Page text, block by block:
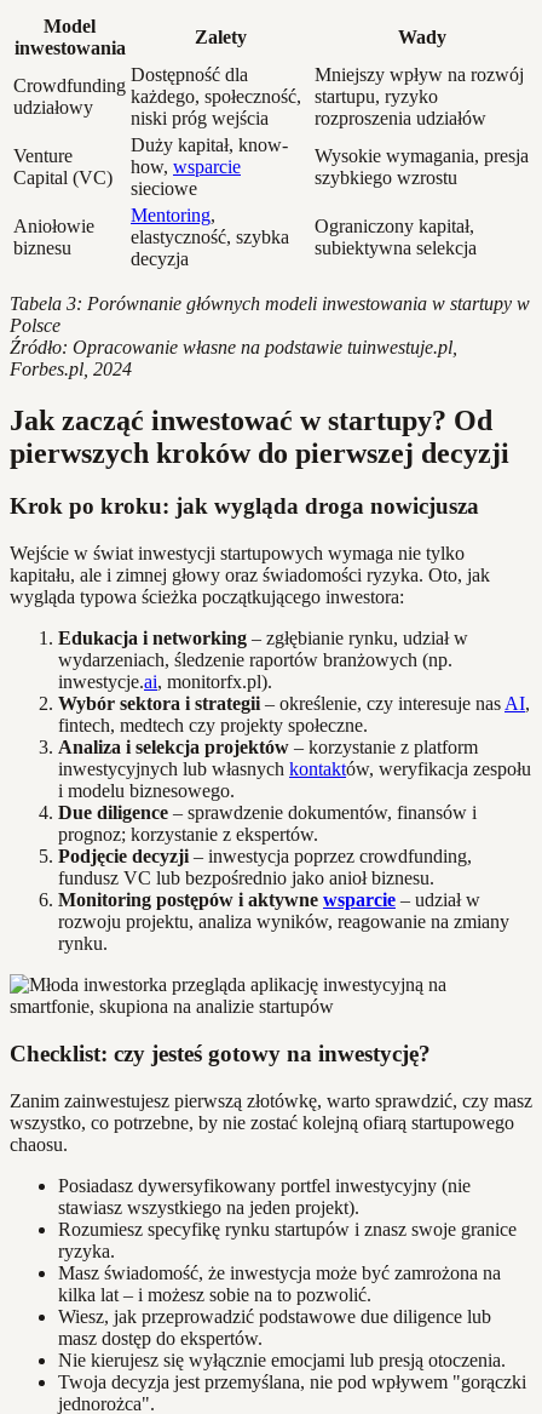
Model
inwestowania
Zalety Wady
Crowdfunding
udziałowy
Dostępność dla
każdego, społeczność,
niski próg wejścia
Mniejszy wpływ na rozwój
startupu, ryzyko
rozproszenia udziałów
Venture
Capital (VC)
Duży kapitał, know-
how, wsparcie
sieciowe
Wysokie wymagania, presja
szybkiego wzrostu
Aniołowie
biznesu
Mentoring,
elastyczność, szybka
decyzja
Ograniczony kapitał,
subiektywna selekcja
Tabela 3: Porównanie głównych modeli inwestowania w startupy w
Polsce
Źródło: Opracowanie własne na podstawie tuinwestuje.pl,
Forbes.pl, 2024
Jak zacząć inwestować w startupy? Od
pierwszych kroków do pierwszej decyzji
Krok po kroku: jak wygląda droga nowicjusza
Wejście w świat inwestycji startupowych wymaga nie tylko
kapitału, ale i zimnej głowy oraz świadomości ryzyka. Oto, jak
wygląda typowa ścieżka początkującego inwestora:
Edukacja i networking – zgłębianie rynku, udział w
wydarzeniach, śledzenie raportów branżowych (np.
inwestycje.ai, monitorfx.pl).
Wybór sektora i strategii – określenie, czy interesuje nas AI,
fintech, medtech czy projekty społeczne.
Analiza i selekcja projektów – korzystanie z platform
inwestycyjnych lub własnych kontaktów, weryfikacja zespołu
i modelu biznesowego.
Due diligence – sprawdzenie dokumentów, finansów i
prognoz; korzystanie z ekspertów.
Podjęcie decyzji – inwestycja poprzez crowdfunding,
fundusz VC lub bezpośrednio jako anioł biznesu.
Monitoring postępów i aktywne wsparcie – udział w
rozwoju projektu, analiza wyników, reagowanie na zmiany
rynku.
Checklist: czy jesteś gotowy na inwestycję?
Zanim zainwestujesz pierwszą złotówkę, warto sprawdzić, czy masz
wszystko, co potrzebne, by nie zostać kolejną ofiarą startupowego
chaosu.
Posiadasz dywersyfikowany portfel inwestycyjny (nie
stawiasz wszystkiego na jeden projekt).
Rozumiesz specyfikę rynku startupów i znasz swoje granice
ryzyka.
Masz świadomość, że inwestycja może być zamrożona na
kilka lat – i możesz sobie na to pozwolić.
Wiesz, jak przeprowadzić podstawowe due diligence lub
masz dostęp do ekspertów.
Nie kierujesz się wyłącznie emocjami lub presją otoczenia.
Twoja decyzja jest przemyślana, nie pod wpływem "gorączki
jednorożca".